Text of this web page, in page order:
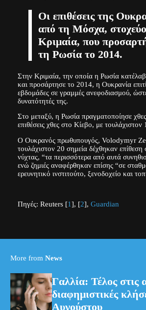
Οι επιθέσεις της
από τη Μόσχα,
Κριμαία, που
τη Ρωσία το 2014.
Στην Κριμαία, την οποία η Ρωσία
και προσάρτησε το 2014, η Ουκρανία
εβδομάδες σε γραμμές ανεφοδιασμού, ώστε
δυνατότητές της.
Στο μεταξύ, η Ρωσία πραγματοποίησε
επιθέσεις χθες στο Κίεβο, με τουλάχιστον
Ο Ουκρανός πρωθυπουγός, Volodymyr
τουλάχιστον 20 σημεία δέχθηκαν επίθεση
νύχτας, “τα περισσότερα από αυτά
ενώ ζημιές αναφέρθηκαν επίσης “σε
ερευνητικό ινστιτούτο, ξενοδοχείο και
Πηγές: Reuters [1], [2], Guardian
More from News
Γαλλία: Τέλος στις
διαφημιστικές
Αυγούστου